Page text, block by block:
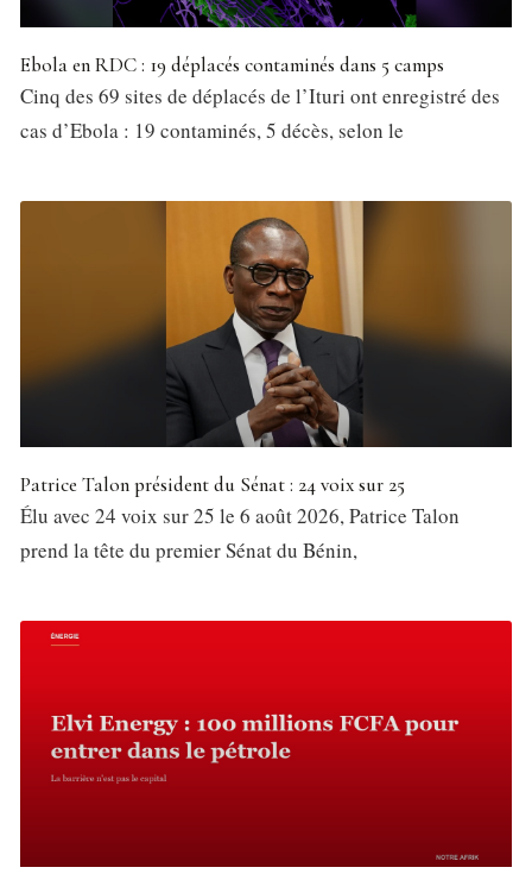
Ebola en RDC : 19 déplacés contaminés dans 5 camps
Cinq des 69 sites de déplacés de l’Ituri ont enregistré des
cas d’Ebola : 19 contaminés, 5 décès, selon le
Patrice Talon président du Sénat : 24 voix sur 25
Élu avec 24 voix sur 25 le 6 août 2026, Patrice Talon
prend la tête du premier Sénat du Bénin,